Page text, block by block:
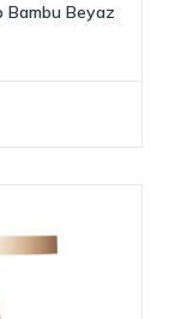
Bambu Beyaz